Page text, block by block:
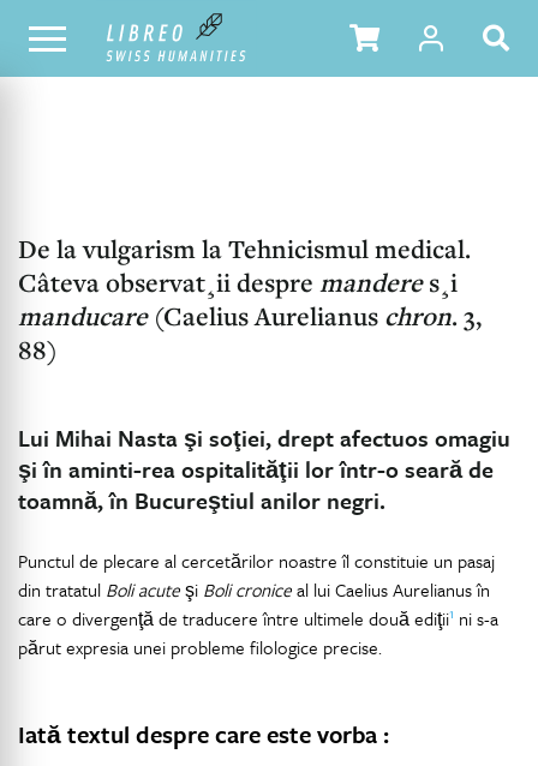
NOTRE CATALOGUE TABLE DES MATIÈRES
De la vulgarism la Tehnicismul medical.
Câteva observat¸ii despre manderes¸i
manducare(Caelius Aurelianus chron. 3,
88)
Lui Mihai Nasta şi soţiei, drept afectuos omagiu
şi în aminti-rea ospitalităţii lor într-o seară de
toamnă, în Bucureştiul anilor negri.
Punctul de plecare al cercetărilor noastre îl constituie un pasaj
din tratatul Boli acuteşi Boli croniceal lui Caelius Aurelianus în
care o divergenţă de traducere între ultimele două ediţii1 ni s-a
părut expresia unei probleme filologice precise.
Iată textul despre care este vorba :